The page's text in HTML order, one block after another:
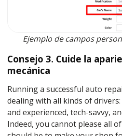
Ejemplo de campos
Consejo 3. Cuide la
mecánica
Running a successful auto
dealing with all kinds of
and experienced, tech-savvy,
Indeed, you cannot please all